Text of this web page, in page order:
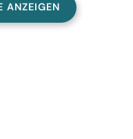
ANZEIGEN